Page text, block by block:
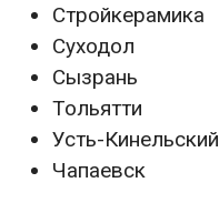
Стройкерамика
Суходол
Сызрань
Тольятти
Усть-Кинельский
Чапаевск